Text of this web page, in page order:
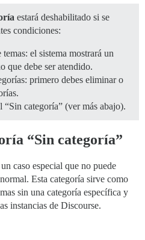
estará deshabilitado si se
condiciones:
el sistema mostrará un
que debe ser atendido.
primero debes eliminar o
“Sin categoría” (ver más abajo).
“Sin categoría”
caso especial que no puede
Esta categoría sirve como
sin una categoría específica y
instancias de Discourse.